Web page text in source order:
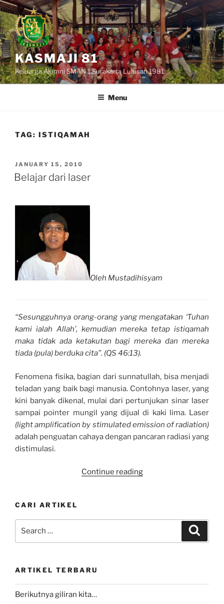
Skip
to
content
KASMAJI 81
Keluarga Alumni SMAN 1 Surakarta Lulusan 1981
Menu
TAG: ISTIQAMAH
POSTED
ON
JANUARY 15, 2010
Belajar dari laser
Oleh Mustadihisyam
“Sesungguhnya orang-orang yang mengatakan ‘Tuhan
kami ialah Allah’, kemudian mereka tetap istiqamah
maka tidak ada ketakutan bagi mereka dan mereka
tiada (pula) berduka cita”. (QS 46:13).
Fenomena fisika, bagian dari sunnatullah, bisa menjadi
teladan yang baik bagi manusia. Contohnya laser, yang
kini banyak dikenal, mulai dari pertunjukan sinar laser
sampai pointer mungil yang dijual di kaki lima. Laser
(light amplification by stimulated emission of radiation)
adalah penguatan cahaya dengan pancaran radiasi yang
distimulasi.
Continue reading“Belajar
CARI ARTIKEL
ARTIKEL TERBARU
Berikutnya giliran kita…